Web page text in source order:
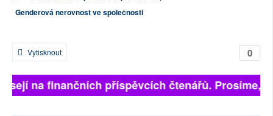
Genderová nerovnost ve společnosti
0
Vytisknout
na finančních příspěvcích čtenářů. Prosíme,